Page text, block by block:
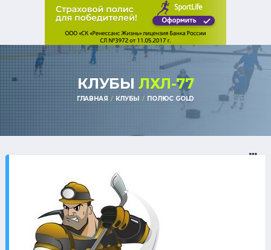
КЛУБЫ ЛХЛ-77
ГЛАВНАЯ КЛУБЫ ПОЛЮС GOLD